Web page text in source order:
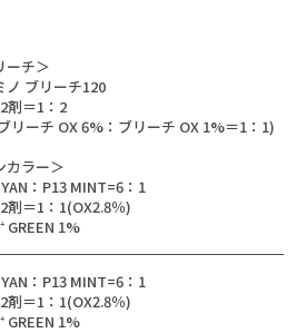
ーチ＞
ノ ブリーチ120
剤＝1：2
リーチ OX 6%：ブリーチ OX 1%＝1：1)
カラー＞
：P13 MINT=6：1
剤＝1：1(OX2.8％)
GREEN 1%
：P13 MINT=6：1
剤＝1：1(OX2.8％)
GREEN 1%